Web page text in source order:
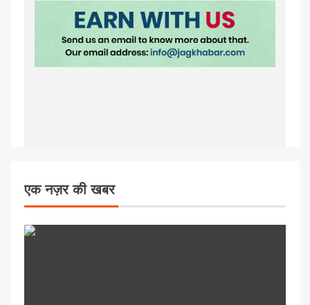
एक नज़र की खबर